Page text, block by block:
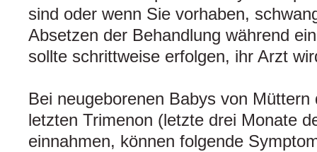
sind oder wenn Sie vorhaben,
Absetzen der Behandlung während
sollte schrittweise erfolgen, ihr Arzt
Bei neugeborenen Babys von
letzten Trimenon (letzte drei Monate
einnahmen, können folgende